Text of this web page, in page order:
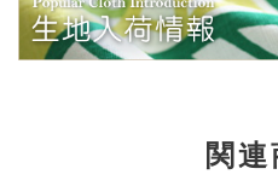
関連